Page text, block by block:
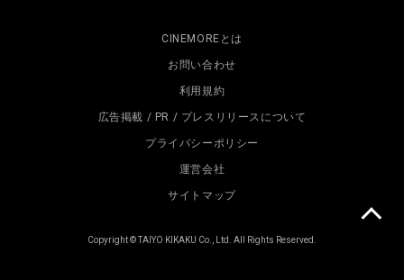
CINEMOREとは
お問い合わせ
利用規約
広告掲載 / PR / プレスリリースについて
プライバシーポリシー
運営会社
サイトマップ
Copyright © TAIYO KIKAKU Co., Ltd. All Rights Reserved.